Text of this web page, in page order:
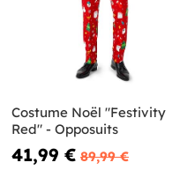
Costume Noël "Festivity
Red" - Opposuits
41,99 € 89,99 €